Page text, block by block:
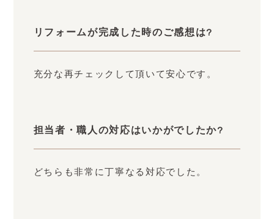
リフォームが完成した時のご感想は?
充分な再チェックして頂いて安心です。
担当者・職人の対応はいかがでしたか?
どちらも非常に丁寧なる対応でした。